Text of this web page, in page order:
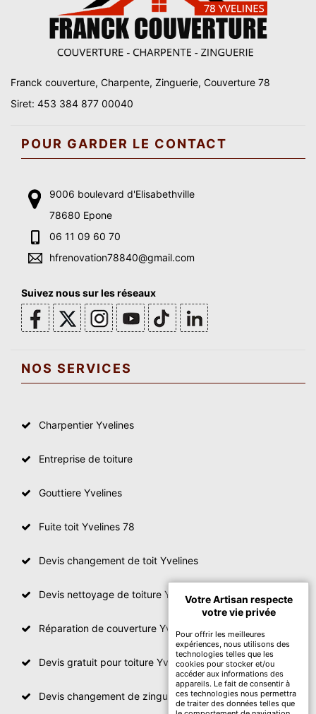
Franck couverture, Charpente, Zinguerie, Couverture 78
Siret: 453 384 877 00040
POUR GARDER LE CONTACT
9006 boulevard d'Elisabethville
78680 Epone
06 11 09 60 70
hfrenovation78840@gmail.com
Suivez nous sur les réseaux
NOS SERVICES
Charpentier Yvelines
Entreprise de toiture
Gouttiere Yvelines
Fuite toit Yvelines 78
Devis changement de toit Yvelines
Devis nettoyage de toiture Yvelines
Réparation de couverture Yvelines
Devis gratuit pour toiture Yvelines
Devis changement de zinguerie Yvelines
Votre Artisan respecte
votre vie privée
Pour offrir les meilleures
expériences, nous utilisons des
technologies telles que les
cookies pour stocker et/ou
accéder aux informations des
appareils. Le fait de consentir à
ces technologies nous permettra
de traiter des données telles que